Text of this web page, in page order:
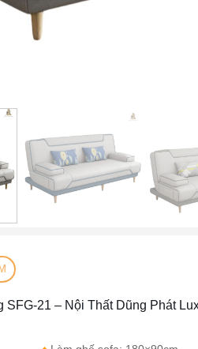
SFG-21 – Nội Thất Dũng Phát